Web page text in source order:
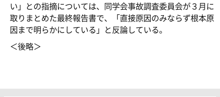
い」との指摘については、同学会事故調査委員会が３月に
取りまとめた最終報告書で、「直接原因のみならず根本原
因まで明らかにしている」と反論している。
＜後略＞